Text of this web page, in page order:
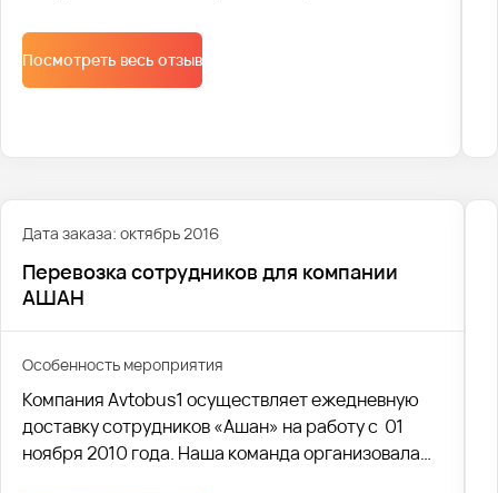
"Автобус1" предоставила транспорт на данное
мероприятие.
Посмотреть весь отзыв
Дата заказа: октябрь 2016
Перевозка сотрудников для компании
АШАН
Особенность мероприятия
Компания Avtobus1 осуществляет ежедневную
доставку сотрудников «Ашан» на работу с 01
ноября 2010 года. Наша команда организовала